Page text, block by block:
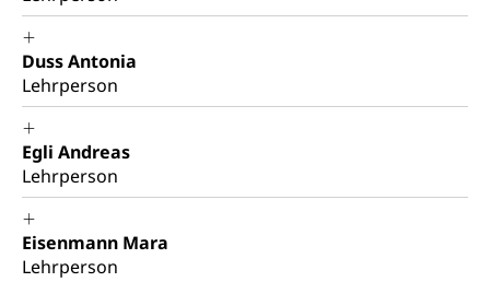
Duss Antonia
Lehrperson
Egli Andreas
Lehrperson
Eisenmann Mara
Lehrperson
Kriminalität
Strafverfahren Staatsanwaltschaft
Strafregisterauszug bestellen (EJPD)
Vormundschaft
Vormund, Amtsvormund, Mündel,
Jugendschutz
Kindes- und Erwachsenenschutz KESB
Umwelt und Bauen